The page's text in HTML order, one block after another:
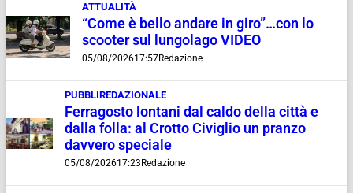
ATTUALITÀ
“Come è bello andare in giro”…con lo
scooter sul lungolago VIDEO
05/08/202617:57Redazione
PUBBLIREDAZIONALE
Ferragosto lontani dal caldo della città e
dalla folla: al Crotto Civiglio un pranzo
davvero speciale
05/08/202617:23 Redazione